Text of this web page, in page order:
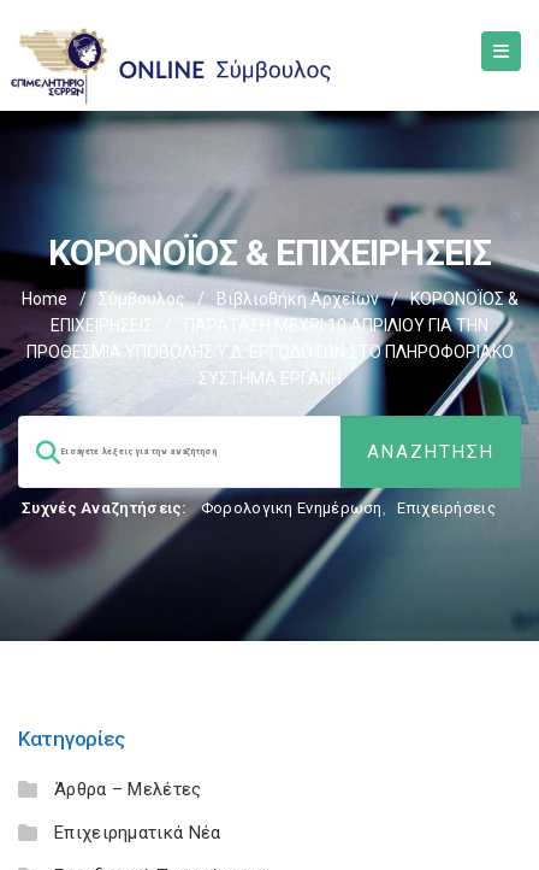
ΚΟΡΟΝΟΪΟΣ & ΕΠΙΧΕΙΡΗΣΕΙΣ
Home / Σύμβουλος / Βιβλιοθήκη Αρχείων /
ΚΟΡΟΝΟΪΟΣ &
ΕΠΙΧΕΙΡΗΣΕΙΣ
ΠΑΡΑΤΑΣΗ ΜΕΧΡΙ 10 ΑΠΡΙΛΙΟΥ ΓΙΑ ΤΗΝ
ΠΡΟΘΕΣΜΙΑ ΥΠΟΒΟΛΗΣ Υ.Δ. ΕΡΓΟΔΟΤΩΝ ΣΤΟ ΠΛΗΡΟΦΟΡΙΑΚΟ
ΣΥΣΤΗΜΑ ΕΡΓΑΝΗ
Συχνές Αναζητήσεις: Φορολογικη Ενημέρωση, Επιχειρήσεις
Κατηγορίες
Άρθρα – Μελέτες
Επιχειρηματικά Νέα